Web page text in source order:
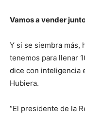
Vamos a vender
Y si se siembra más,
tenemos para llenar
dice con inteligencia
Hubiera.
“El presidente de la